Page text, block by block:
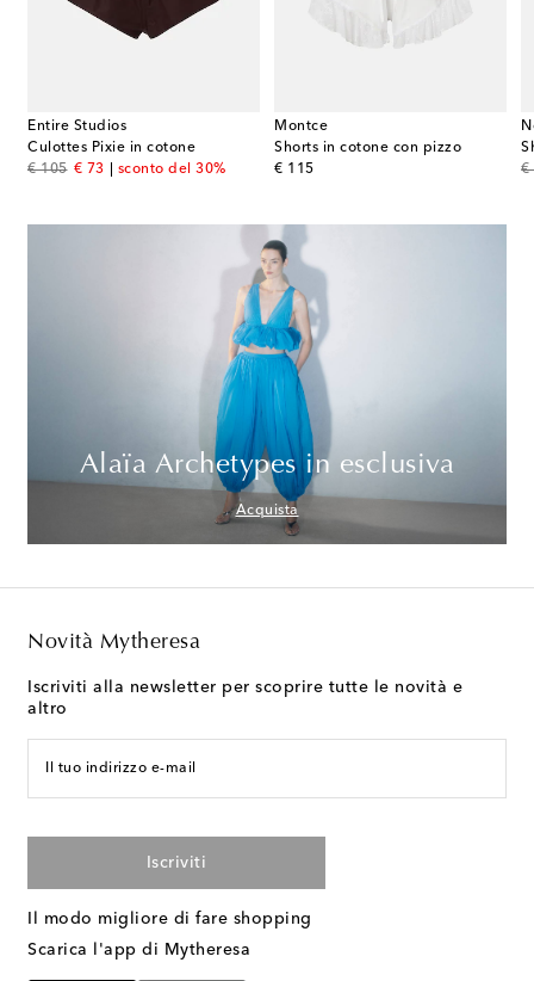
Entire Studios
Culottes Pixie in cotone
€ 105
original price
€ 73
discount price
sconto del 30%
Montce
Shorts in cotone con pizzo
€ 115
original price
€
Alaïa Archetypes in esclusiva
Acquista
Novità Mytheresa
Iscriviti alla newsletter per scoprire tutte le novità e
altro
Il tuo indirizzo e-mail
Iscriviti
Il modo migliore di fare shopping
Scarica l'app di Mytheresa